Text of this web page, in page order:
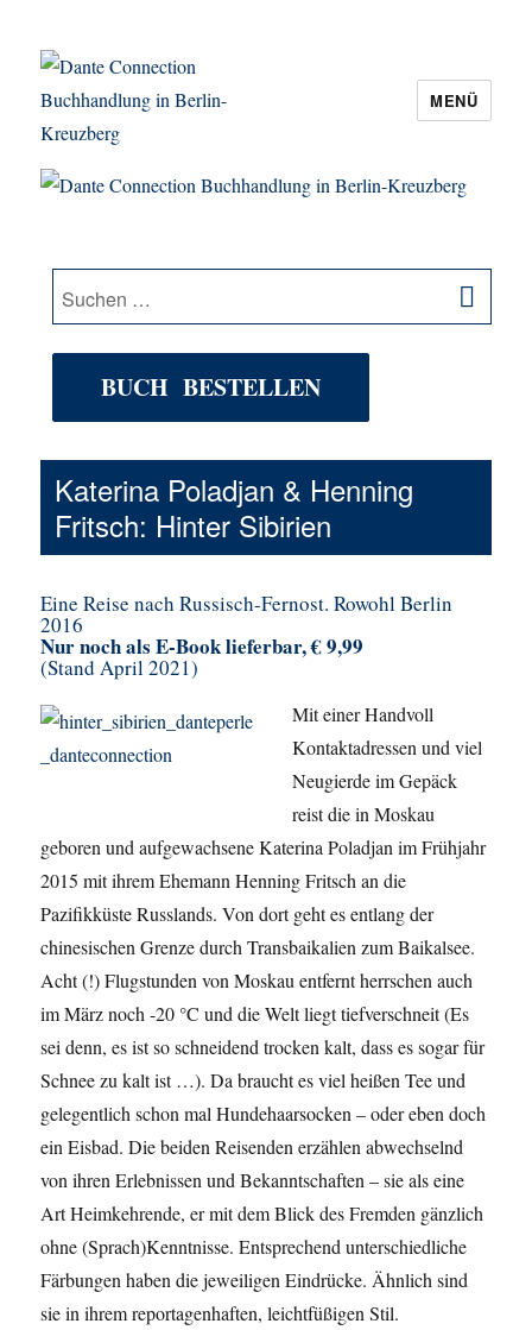
Dante Connection Buchhandlung in
MENÜ
Suche
nach:
BUCH BESTELLEN
Katerina Poladjan & Henning
Fritsch: Hinter Sibirien
Eine Reise nach Russisch-Fernost. Rowohl Berlin
2016
Nur noch als E-Book lieferbar, € 9,99
(Stand April 2021)
Mit einer Handvoll
Kontaktadressen und viel
Neugierde im Gepäck
reist die in Moskau
geboren und aufgewachsene Katerina Poladjan im Frühjahr
2015 mit ihrem Ehemann Henning Fritsch an die
Pazifikküste Russlands. Von dort geht es entlang der
chinesischen Grenze durch Transbaikalien zum Baikalsee.
Acht (!) Flugstunden von Moskau entfernt herrschen auch
im März noch -20 °C und die Welt liegt tiefverschneit (Es
sei denn, es ist so schneidend trocken kalt, dass es sogar für
Schnee zu kalt ist …). Da braucht es viel heißen Tee und
gelegentlich schon mal Hundehaarsocken – oder eben doch
ein Eisbad. Die beiden Reisenden erzählen abwechselnd
von ihren Erlebnissen und Bekanntschaften – sie als eine
Art Heimkehrende, er mit dem Blick des Fremden gänzlich
ohne (Sprach)Kenntnisse. Entsprechend unterschiedliche
Färbungen haben die jeweiligen Eindrücke. Ähnlich sind
sie in ihrem reportagenhaften, leichtfüßigen Stil.